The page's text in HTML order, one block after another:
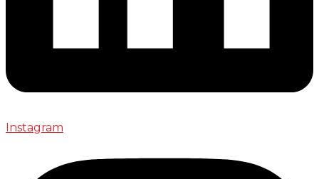
Instagram